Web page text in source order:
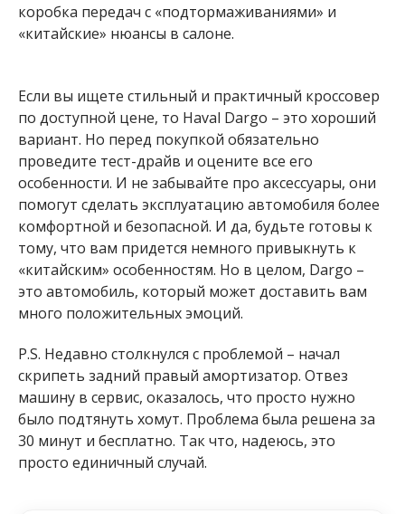
коробка передач с «подтормаживаниями» и
«китайские» нюансы в салоне.
Если вы ищете стильный и практичный кроссовер
по доступной цене, то Haval Dargo – это хороший
вариант. Но перед покупкой обязательно
проведите тест-драйв и оцените все его
особенности. И не забывайте про аксессуары, они
помогут сделать эксплуатацию автомобиля более
комфортной и безопасной. И да, будьте готовы к
тому, что вам придется немного привыкнуть к
«китайским» особенностям. Но в целом, Dargo –
это автомобиль, который может доставить вам
много положительных эмоций.
P.S. Недавно столкнулся с проблемой – начал
скрипеть задний правый амортизатор. Отвез
машину в сервис, оказалось, что просто нужно
было подтянуть хомут. Проблема была решена за
30 минут и бесплатно. Так что, надеюсь, это
просто единичный случай.